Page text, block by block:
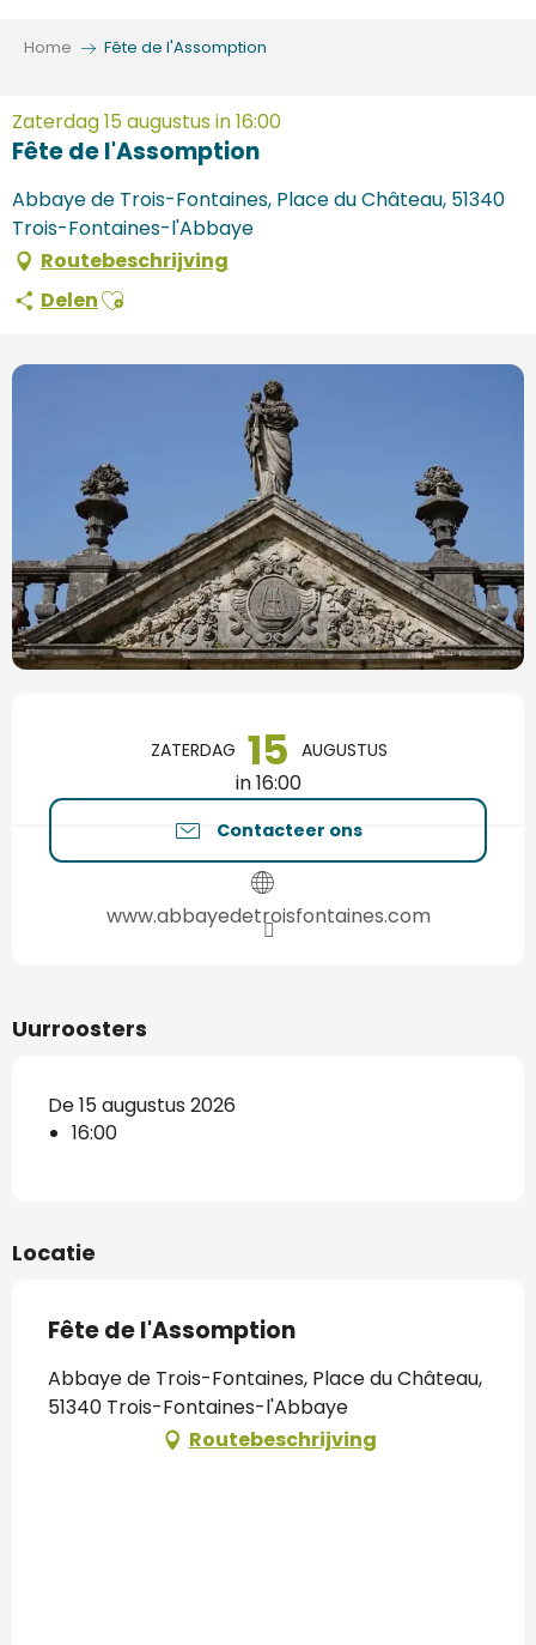
Home Fête de l'Assomption
Zaterdag 15 augustus in 16:00
Fête de l'Assomption
Abbaye de Trois-Fontaines, Place du Château, 51340
Trois-Fontaines-l'Abbaye
Routebeschrijving
DelenAjouter aux favoris
ZATERDAG 15 AUGUSTUS
in 16:00
Contacteer ons
www.abbayedetroisfontaines.com
Uurroosters
De 15 augustus 2026
16:00
Locatie
Fête de l'Assomption
Abbaye de Trois-Fontaines, Place du Château,
51340 Trois-Fontaines-l'Abbaye
Routebeschrijving